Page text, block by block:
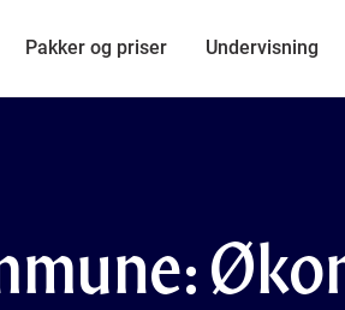
Pakker og priser Undervisning